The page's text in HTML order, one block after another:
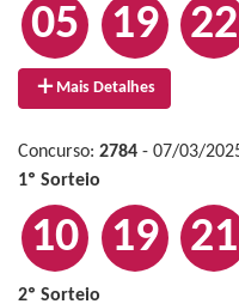
05 19 22
Mais Detalhes
Concurso: 2784 - 07/03/
1º Sorteio
10 19 21
2º Sorteio